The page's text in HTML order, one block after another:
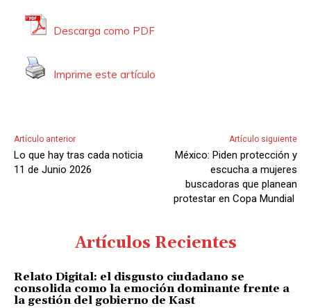
Descarga como PDF
Imprime este artículo
Artículo anterior
Lo que hay tras cada noticia
11 de Junio 2026
Artículo siguiente
México: Piden protección y
escucha a mujeres
buscadoras que planean
protestar en Copa Mundial
Artículos Recientes
Relato Digital: el disgusto ciudadano se
consolida como la emoción dominante frente a
la gestión del gobierno de Kast